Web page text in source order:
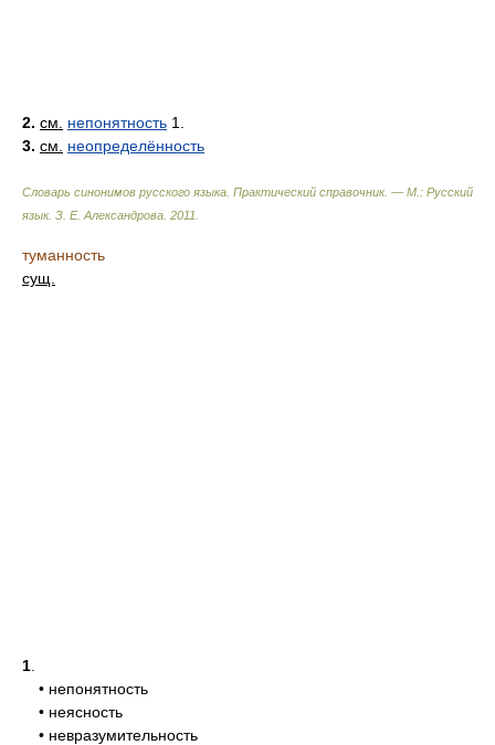
2. см. непонятность 1.
3. см. неопределённость
Словарь синонимов русского языка. Практический справочник. — М.: Русский
язык. З. Е. Александрова 2011
туманность
сущ.
1
• непонятность
• неясность
• невразумительность